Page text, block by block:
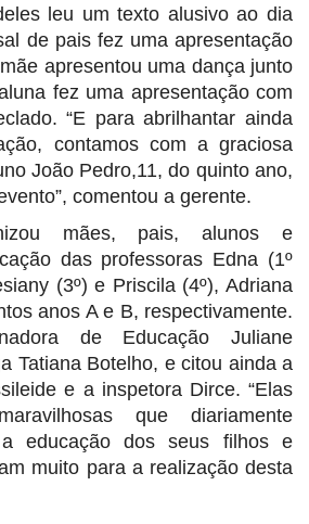
leu um texto alusivo ao dia
de pais fez uma apresentação
apresentou uma dança junto
fez uma apresentação com
“E para abrilhantar ainda
contamos com a graciosa
João Pedro,11, do quinto ano,
comentou a gerente.
mães, pais, alunos e
das professoras Edna (1º
(3º) e Priscila (4º), Adriana
anos A e B, respectivamente.
de Educação Juliane
Tatiana Botelho, e citou ainda a
e a inspetora Dirce. “Elas
que diariamente
educação dos seus filhos e
muito para a realização desta